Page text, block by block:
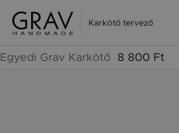
Karkötő tervező
Egyedi Grav Karkötő 8 800 Ft